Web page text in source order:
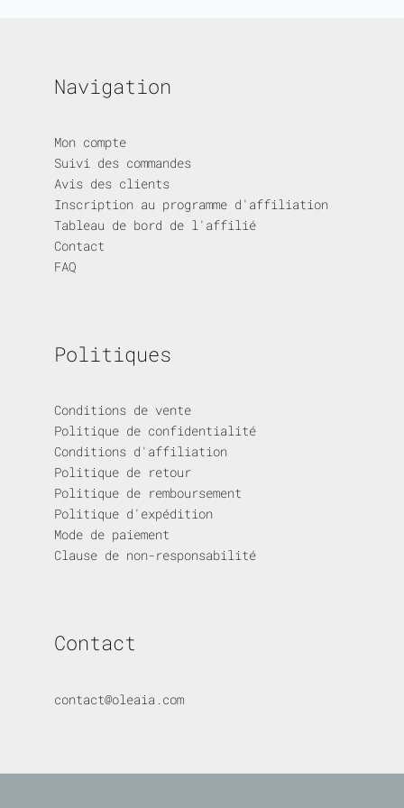
Navigation
Mon compte
Suivi des commandes
Avis des clients
Inscription au programme d'affiliation
Tableau de bord de l'affilié
Contact
FAQ
Politiques
Conditions de vente
Politique de confidentialité
Conditions d'affiliation
Politique de retour
Politique de remboursement
Politique d'expédition
Mode de paiement
Clause de non-responsabilité
Contact
contact@oleaia.com